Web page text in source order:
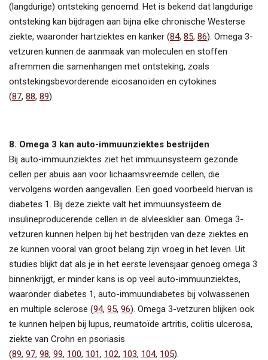
(langdurige) ontsteking genoemd. Het is bekend dat langdurige
ontsteking kan bijdragen aan bijna elke chronische Westerse
ziekte, waaronder hartziektes en kanker (84, 85, 86). Omega 3-
vetzuren kunnen de aanmaak van moleculen en stoffen
afremmen die samenhangen met ontsteking, zoals
ontstekingsbevorderende eicosanoïden en cytokines
(87, 88, 89).
8. Omega 3 kan auto-immuunziektes bestrijden
Bij auto-immuunziektes ziet het immuunsysteem gezonde
cellen per abuis aan voor lichaamsvreemde cellen, die
vervolgens worden aangevallen. Een goed voorbeeld hiervan is
diabetes 1. Bij deze ziekte valt het immuunsysteem de
insulineproducerende cellen in de alvleesklier aan. Omega 3-
vetzuren kunnen helpen bij het bestrijden van deze ziektes en
ze kunnen vooral van groot belang zijn vroeg in het leven. Uit
studies blijkt dat als je in het eerste levensjaar genoeg omega 3
binnenkrijgt, er minder kans is op veel auto-immuunziektes,
waaronder diabetes 1, auto-immuundiabetes bij volwassenen
en multiple sclerose (94, 95, 96). Omega 3-vetzuren blijken ook
te kunnen helpen bij lupus, reumatoïde artritis, colitis ulcerosa,
ziekte van Crohn en psoriasis
(89, 97, 98, 99, 100, 101, 102, 103, 104, 105).